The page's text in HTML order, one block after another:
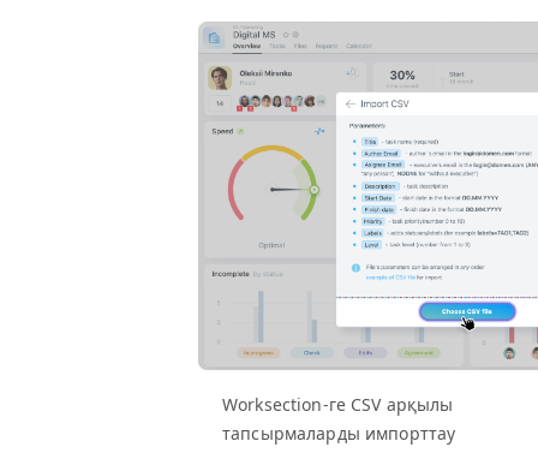
Work­sec­tion-ге CSVарқылы
тапсырмаларды импорттау